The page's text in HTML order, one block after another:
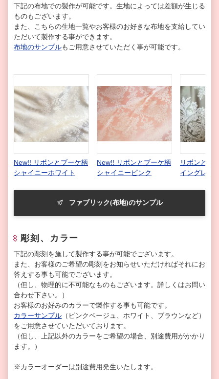
下記の布地での製作が可能です。生地によっては差額が生じる
ものもございます。
また、こちらの生地一覧やお客様のお好きな布地を支給してい
ただいて製作する事ができます。
布地のサンプルもご用意させていただく事が可能です。
New!! リボンとブーケ柄
シャイニーホワイト
New!! リボンとブーケ柄
シャイニーピンク
リボンとブ
イングレー
ファブリック(布地)のサンプル
彫刻、カラー
下記の彫刻を施して製作する事が可能でございます。
また、お客様のご希望の彫刻をお知らせいただければそれにお
答えする事も可能でございます。
（但し、物理的に不可能なものもございます。詳しくはお問い
合わせ下さい。）
お客様のお好みのカラーで製作する事も可能です。
カラーサンプル （ピンクベージュ、ホワイト、ブラウンなど）
をご用意させていただいております。
（但し、上記以外のカラーをご希望の場合、別途費用がかかり
ます。）
※カラーオーダーは別途費用発生いたします。